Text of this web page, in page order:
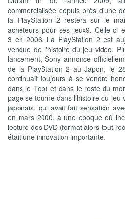
commercialisée depuis près d'une
la PlayStation 2 restera sur le
acheteurs pour ses jeux9. Celle-ci
3 en 2006. La PlayStation 2 est
vendue de l'histoire du jeu vidéo.
lancement, Sony annonce
de la PlayStation 2 au Japon, le
continuait toujours à se vendre
dans le Top) et dans le reste du
page se tourne dans l'histoire du jeu
japonais, qui avait fait sensation
en mars 2000, à une époque où
lecture des DVD (format alors tout
était une innovation importante.